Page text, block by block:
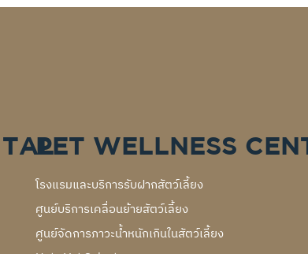
PET WELLNESS
โรงแรมและบริการรับฝากสัตว์เลี้ยง
ศูนย์บริการเคลื่อนย้ายสัตว์เลี้ยง
ศูนย์จัดการภาวะน้ำหนักเกินในสัตว์เลี้ยง